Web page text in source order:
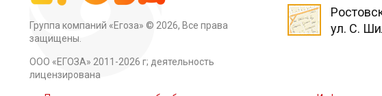
Группа компаний «Егоза» © 2026, Все права
защищены.
ООО «ЕГОЗА» 2011-2026 г; деятельность
лицензирована
ул. С.